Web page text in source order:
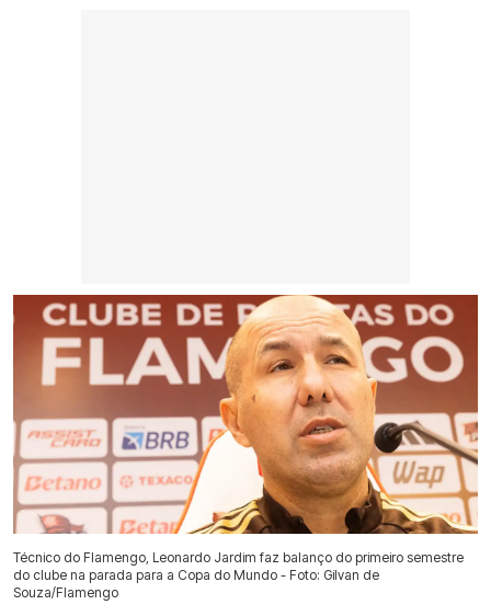
Técnico do Flamengo, Leonardo Jardim faz balanço do primeiro semestre
do clube na parada para a Copa do Mundo - Foto: Gilvan de
Souza/Flamengo